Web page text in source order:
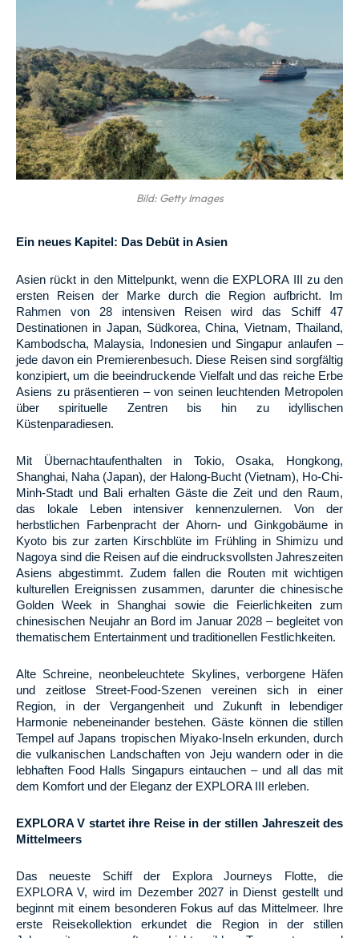
Bild: Getty Images
Ein neues Kapitel: Das Debüt in Asien
Asien rückt in den Mittelpunkt, wenn die EXPLORA III zu den
ersten Reisen der Marke durch die Region aufbricht. Im
Rahmen von 28 intensiven Reisen wird das Schiff 47
Destinationen in Japan, Südkorea, China, Vietnam, Thailand,
Kambodscha, Malaysia, Indonesien und Singapur anlaufen –
jede davon ein Premierenbesuch. Diese Reisen sind sorgfältig
konzipiert, um die beeindruckende Vielfalt und das reiche Erbe
Asiens zu präsentieren – von seinen leuchtenden Metropolen
über spirituelle Zentren bis hin zu idyllischen
Küstenparadiesen.
Mit Übernachtaufenthalten in Tokio, Osaka, Hongkong,
Shanghai, Naha (Japan), der Halong-Bucht (Vietnam), Ho-Chi-
Minh-Stadt und Bali erhalten Gäste die Zeit und den Raum,
das lokale Leben intensiver kennenzulernen. Von der
herbstlichen Farbenpracht der Ahorn- und Ginkgobäume in
Kyoto bis zur zarten Kirschblüte im Frühling in Shimizu und
Nagoya sind die Reisen auf die eindrucksvollsten Jahreszeiten
Asiens abgestimmt. Zudem fallen die Routen mit wichtigen
kulturellen Ereignissen zusammen, darunter die chinesische
Golden Week in Shanghai sowie die Feierlichkeiten zum
chinesischen Neujahr an Bord im Januar 2028 – begleitet von
thematischem Entertainment und traditionellen Festlichkeiten.
Alte Schreine, neonbeleuchtete Skylines, verborgene Häfen
und zeitlose Street-Food-Szenen vereinen sich in einer
Region, in der Vergangenheit und Zukunft in lebendiger
Harmonie nebeneinander bestehen. Gäste können die stillen
Tempel auf Japans tropischen Miyako-Inseln erkunden, durch
die vulkanischen Landschaften von Jeju wandern oder in die
lebhaften Food Halls Singapurs eintauchen – und all das mit
dem Komfort und der Eleganz der EXPLORA III erleben.
EXPLORA V startet ihre Reise in der stillen Jahreszeit des
Mittelmeers
Das neueste Schiff der Explora Journeys Flotte, die
EXPLORA V, wird im Dezember 2027 in Dienst gestellt und
beginnt mit einem besonderen Fokus auf das Mittelmeer. Ihre
erste Reisekollektion erkundet die Region in der stillen